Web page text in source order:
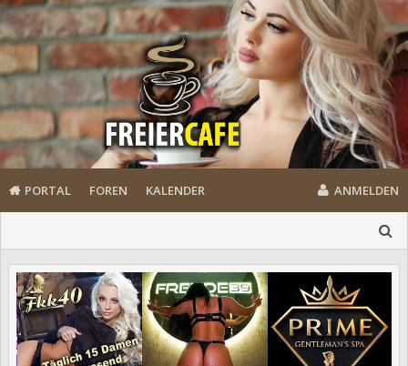
PORTAL FOREN KALENDER ANMELDEN